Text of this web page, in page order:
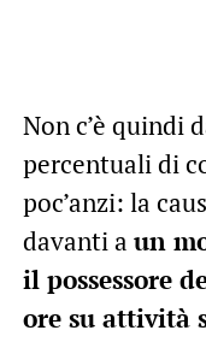
Non c’è quindi
percentuali di
poc’anzi: la
davanti a un
il possessore
ore su attività